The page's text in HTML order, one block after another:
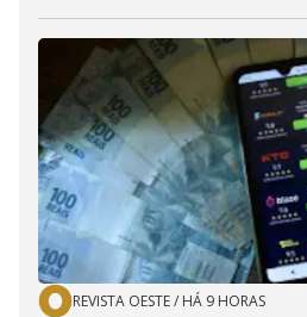
REVISTA OESTE/ HÁ 9 HORAS